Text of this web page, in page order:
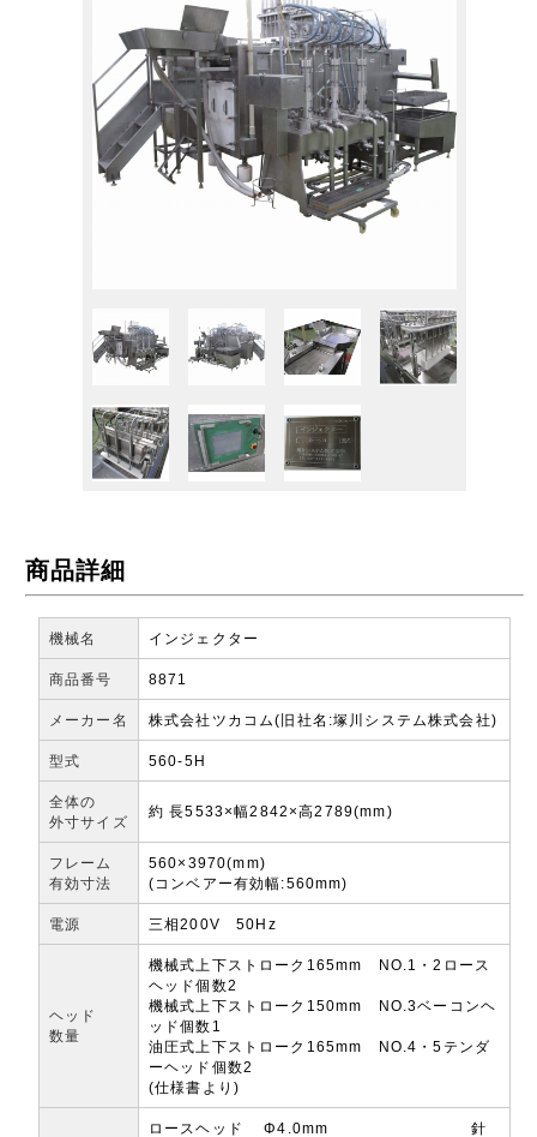
商品詳細
機械名 インジェクター
商品番号 8871
メーカー名 株式会社ツカコム(旧社名:塚川システム株式会社)
型式 560-5H
全体の
外寸サイズ
約 長5533×幅2842×高2789(mm)
フレーム
有効寸法
560×3970(mm)
(コンベアー有効幅:560mm)
電源 三相200V 50Hz
ヘッド
数量
機械式上下ストローク165mm NO.1・2ロース
ヘッド個数2
機械式上下ストローク150mm NO.3ベーコンヘ
ッド個数1
油圧式上下ストローク165mm NO.4・5テンダ
ーヘッド個数2
(仕様書より)
ロースヘッド Φ4.0mm 針